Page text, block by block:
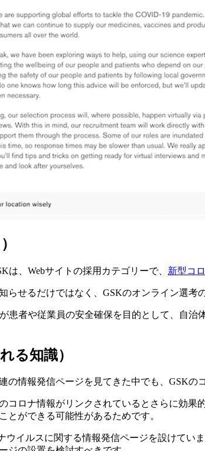
、Webサイトの採用カテゴリーで、 新型コ
らせるだけではなく、GSKのオンライン選考
患者や従業員の安全確保を目的として、自
る知識）
の情報発信ページを見てきた中でも、GSKの
コロナ情報がリンクされているとさらに効
とができる可能性があるためです。
ウイルスに関する情報発信ページを設けて